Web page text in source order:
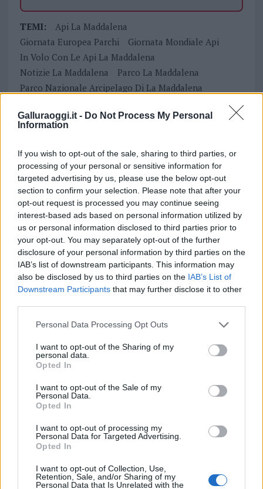
Galluraoggi.it - Do Not Process My Personal
Information
If you wish to opt-out of the sale, sharing to third parties, or
processing of your personal or sensitive information for
targeted advertising by us, please use the below opt-out
section to confirm your selection. Please note that after your
opt-out request is processed you may continue seeing
interest-based ads based on personal information utilized by
us or personal information disclosed to third parties prior to
your opt-out. You may separately opt-out of the further
disclosure of your personal information by third parties on the
IAB’s list of downstream participants. This information may
also be disclosed by us to third parties on the IAB’s List of
Downstream Participants that may further disclose it to other
Please note that this website/app uses one or more Google
not limited to your visit or usage behaviour. You may click to
grant or deny consent to Google and its third-party tags to
use your data for below specified purposes in below Google
consent section.
Personal Data Processing Opt Outs
I want to opt-out of the Sharing of my
personal data.
Opted In
I want to opt-out of the Sale of my
Personal Data.
Opted In
I want to opt-out of processing my
Personal Data for Targeted Advertising.
Opted In
I want to opt-out of Collection, Use,
Retention, Sale, and/or Sharing of my
Personal Data that Is Unrelated with the
TEMI:
Api La Maddalena
Giornata Europea Parchi
Giornata Mondiale Api
In Volo Con Le Api La Maddalena
Notizie La Maddalena
Parco La Maddalena
Parco Nazionale Arcipelago Di La Maddalena
Università La Maddalena
Università Sassari
Entra nel canale telegram di
GalluraOggi.it
Inviaci le tue segnalazioni,
i tuoi video e le tue foto
Su WhatsApp al numero +39
345 356 7512
Ricevi le nostre ultime news
Condividi l'articolo
F
a
T
w n h h